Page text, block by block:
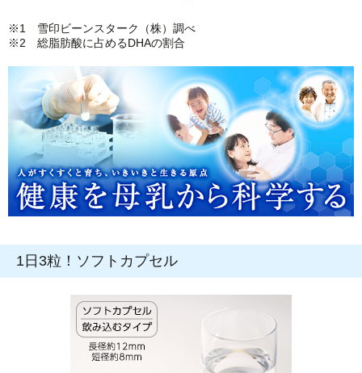
※1 雪印ビーンスターク（株）調べ
※2 総脂肪酸に占めるDHAの割合
1日3粒！ソフトカプセル